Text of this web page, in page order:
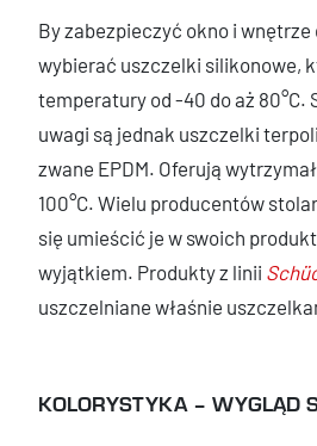
By zabezpieczyć okno i
wybierać uszczelki silikonowe,
temperatury od -40 do aż 80°C.
uwagi są jednak uszczelki
zwane EPDM. Oferują
100°C. Wielu producentów
się umieścić je w swoich
wyjątkiem. Produkty z linii
uszczelniane właśnie
KOLORYSTYKA – WYGLĄD